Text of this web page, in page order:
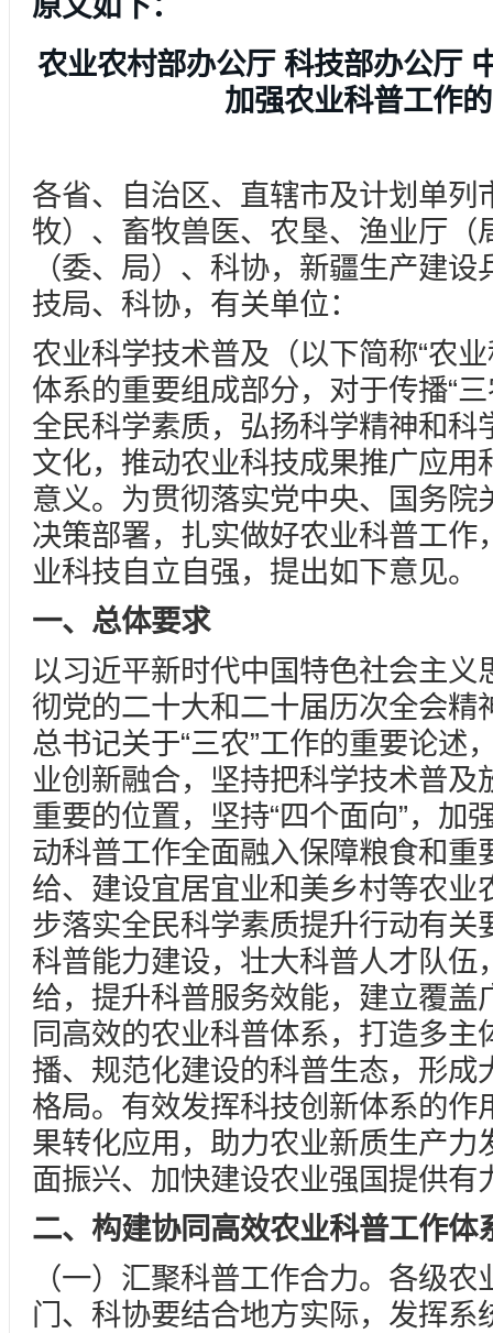
农业农村部办公厅 科技部办公厅
加强农业科普工作
各省、自治区、直辖市及计划单列
牧）、畜牧兽医、农垦、渔业厅（
（委、局）、科协，新疆生产建
技局、科协，有关单位：
农业科学技术普及（以下简称“农
体系的重要组成部分，对于传播“
全民科学素质，弘扬科学精神和科
文化，推动农业科技成果推广应用
意义。为贯彻落实党中央、国务院
决策部署，扎实做好农业科普工作
业科技自立自强，提出如下意见。
一、总体要求
以习近平新时代中国特色社会主义
彻党的二十大和二十届历次全会精
总书记关于“三农”工作的重要论述
业创新融合，坚持把科学技术普及
重要的位置，坚持“四个面向”，加
动科普工作全面融入保障粮食和重
给、建设宜居宜业和美乡村等农业
步落实全民科学素质提升行动有关
科普能力建设，壮大科普人才队伍
给，提升科普服务效能，建立覆盖
同高效的农业科普体系，打造多主
播、规范化建设的科普生态，形成
格局。有效发挥科技创新体系的作
果转化应用，助力农业新质生产力
面振兴、加快建设农业强国提供有
二、构建协同高效农业科普工作体
（一）汇聚科普工作合力。各级
门、科协要结合地方实际，发挥系